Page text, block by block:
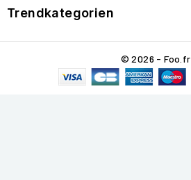
Trendkategorien
© 2026 - Foo.fr